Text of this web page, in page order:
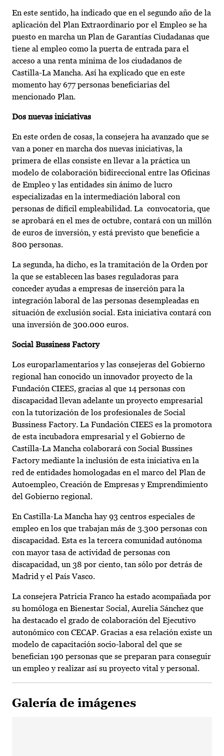
En este sentido, ha indicado que en el segundo año de la
aplicación del Plan Extraordinario por el Empleo se ha
puesto en marcha un Plan de Garantías Ciudadanas que
tiene al empleo como la puerta de entrada para el
acceso a una renta mínima de los ciudadanos de
Castilla-La Mancha. Así ha explicado que en este
momento hay 677 personas beneficiarias del
mencionado Plan.
Dos nuevas iniciativas
En este orden de cosas, la consejera ha avanzado que se
van a poner en marcha dos nuevas iniciativas, la
primera de ellas consiste en llevar a la práctica un
modelo de colaboración bidireccional entre las Oficinas
de Empleo y las entidades sin ánimo de lucro
especializadas en la intermediación laboral con
personas de difícil empleabilidad. La convocatoria, que
se aprobará en el mes de octubre, contará con un millón
de euros de inversión, y está previsto que beneficie a
800 personas.
La segunda, ha dicho, es la tramitación de la Orden por
la que se establecen las bases reguladoras para
conceder ayudas a empresas de inserción para la
integración laboral de las personas desempleadas en
situación de exclusión social. Esta iniciativa contará con
una inversión de 300.000 euros.
Social Bussiness Factory
Los europarlamentarios y las consejeras del Gobierno
regional han conocido un innovador proyecto de la
Fundación CIEES, gracias al que 14 personas con
discapacidad llevan adelante un proyecto empresarial
con la tutorización de los profesionales de Social
Bussiness Factory. La Fundación CIEES es la promotora
de esta incubadora empresarial y el Gobierno de
Castilla-La Mancha colaborará con Social Bussines
Factory mediante la inclusión de esta iniciativa en la
red de entidades homologadas en el marco del Plan de
Autoempleo, Creación de Empresas y Emprendimiento
del Gobierno regional.
En Castilla-La Mancha hay 93 centros especiales de
empleo en los que trabajan más de 3.300 personas con
discapacidad. Esta es la tercera comunidad autónoma
con mayor tasa de actividad de personas con
discapacidad, un 38 por ciento, tan sólo por detrás de
Madrid y el País Vasco.
La consejera Patricia Franco ha estado acompañada por
su homóloga en Bienestar Social, Aurelia Sánchez que
ha destacado el grado de colaboración del Ejecutivo
autonómico con CECAP. Gracias a esa relación existe un
modelo de capacitación socio-laboral del que se
benefician 190 personas que se preparan para conseguir
un empleo y realizar así su proyecto vital y personal.
Galería de imágenes